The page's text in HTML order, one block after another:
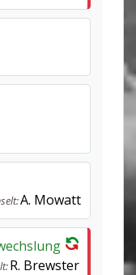
A. Mowatt
R. Brewster